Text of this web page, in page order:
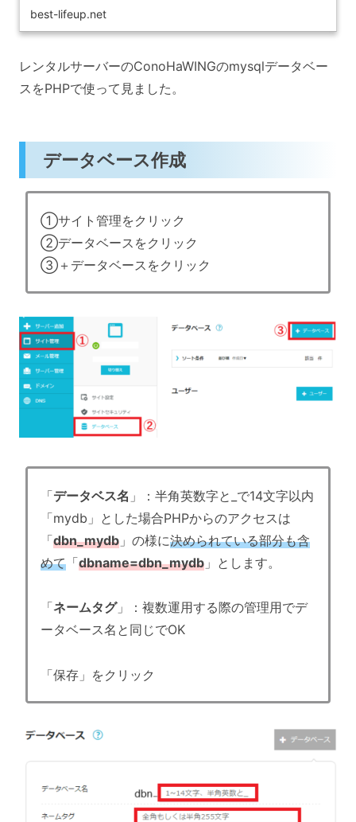
best-lifeup.net
レンタルサーバーのConoHaWINGのmysqlデータベー
スをPHPで使って見ました。
データベース作成
①サイト管理をクリック
②データベースをクリック
③＋データベースをクリック
「データベス名 」：半角英数字と_で14文字以内
「mydb」とした場合PHPからのアクセスは
「dbn_mydb 」の様に決められている部分も含
めて 「dbname=dbn_mydb 」とします。
「ネームタグ」：複数運用する際の管理用でデ
ータベース名と同じでOK
「保存」をクリック